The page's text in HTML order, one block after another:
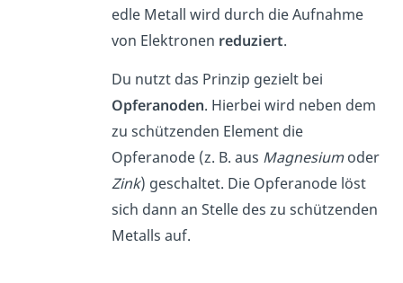
edle Metall wird durch die Aufnahme
von Elektronen reduziert.
Du nutzt das Prinzip gezielt bei
Opferanoden. Hierbei wird neben dem
zu schützenden Element die
Opferanode (z. B. aus Magnesiumoder
Zink) geschaltet. Die Opferanode löst
sich dann an Stelle des zu schützenden
Metalls auf.